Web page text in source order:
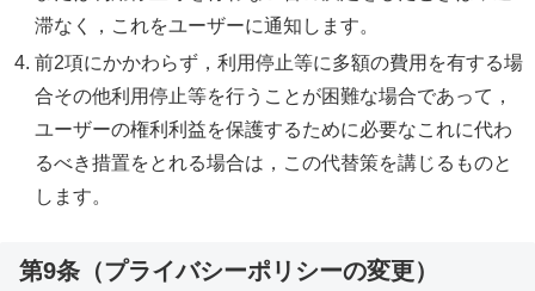
滞なく，これをユーザーに通知します。
前2項にかかわらず，利用停止等に多額の費用を有する場
合その他利用停止等を行うことが困難な場合であって，
ユーザーの権利利益を保護するために必要なこれに代わ
るべき措置をとれる場合は，この代替策を講じるものと
します。
第9条（プライバシーポリシーの変更）